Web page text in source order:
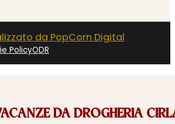
da PopCorn Digital
PolicyODR
DA DROGHERIA